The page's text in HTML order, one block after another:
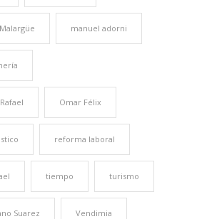
Malargüe manuel adorni
Omar Félix
reforma laboral
tiempo turismo
Suarez Vendimia